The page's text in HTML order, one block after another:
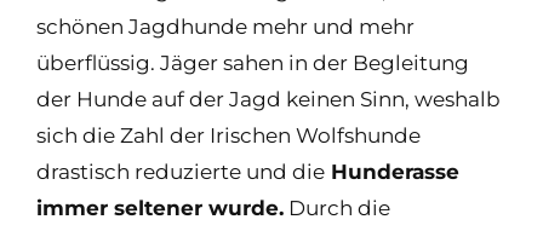
schönen Jagdhunde mehr und mehr
überflüssig. Jäger sahen in der Begleitung
der Hunde auf der Jagd keinen Sinn, weshalb
sich die Zahl der Irischen Wolfshunde
drastisch reduzierte und die Hunderasse
immer seltener wurde. Durch die